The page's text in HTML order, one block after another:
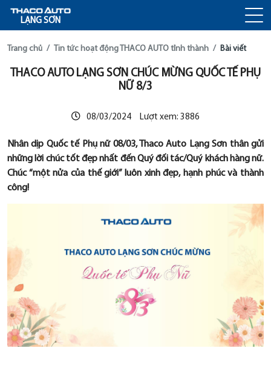
LẠNG SƠN
Trang chủ Tin tức hoạt động THACO AUTO tỉnh thành Bài viết
THACO AUTO LẠNG SƠN CHÚC MỪNG QUỐC TẾ PHỤ
NỮ 8/3
08/03/2024 Lượt xem: 3886
Nhân dịp Quốc tế Phụ nữ 08/03, Thaco Auto Lạng Sơn thân gửi
những lời chúc tốt đẹp nhất đến Quý đối tác/Quý khách hàng nữ.
Chúc “một nửa của thế giới” luôn xinh đẹp, hạnh phúc và thành
công!